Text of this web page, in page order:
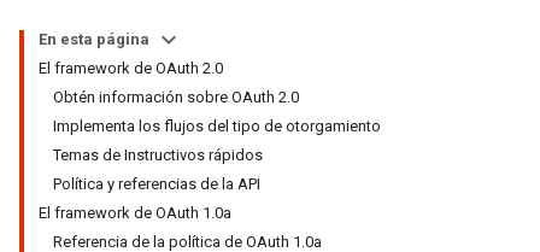
En esta página
El framework de OAuth 2.0
Obtén información sobre OAuth 2.0
Implementa los flujos del tipo de otorgamiento
Temas de Instructivos rápidos
Política y referencias de la API
El framework de OAuth 1.0a
Referencia de la política de OAuth 1.0a